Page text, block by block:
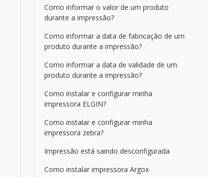
Como informar o valor de um produto
durante a impressão?
Como informar a data de fabricação de um
produto durante a impressão?
Como informar a data de validade de um
produto durante a impressão?
Como instalar e configurar minha
impressora ELGIN?
Como instalar e configurar minha
impressora zebra?
Impressão está saindo desconfigurada
Como instalar impressora Argox